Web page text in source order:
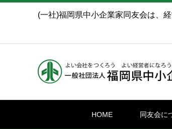
(一社)福岡県中小企業家同友会は、
HOME 同友会に